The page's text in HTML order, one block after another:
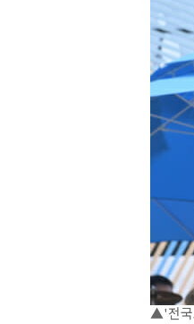
▲'전국